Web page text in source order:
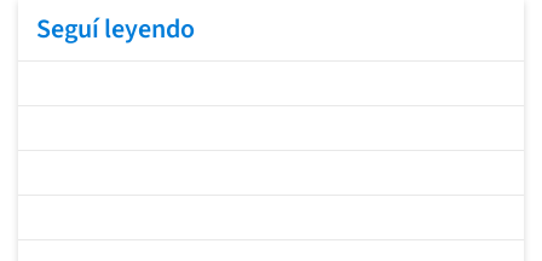
Seguí leyendo